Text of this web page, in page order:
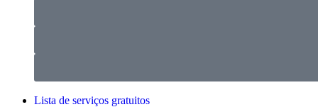
Lista de serviços gratuitos